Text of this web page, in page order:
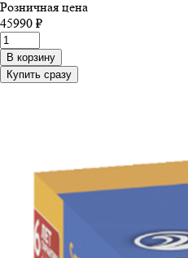
Розничная цена
45990 ₽
В корзину
Купить сразу